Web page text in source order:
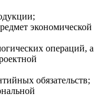
экономической
операций, а
обязательств;